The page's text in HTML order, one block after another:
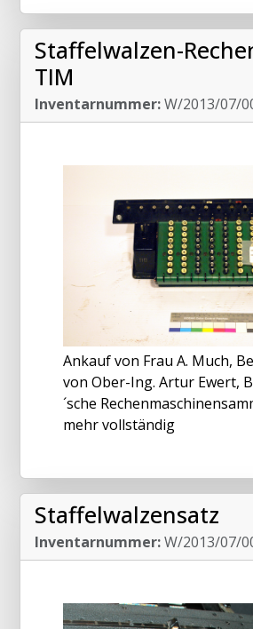
Staffelwalzen-
TIM
Inventarnummer:W/2013/07/
Ankauf von Frau A. Much,
von Ober-Ing. Artur Ewert,
´sche
mehr vollständig
Staffelwalzensatz
Inventarnummer:W/2013/07/